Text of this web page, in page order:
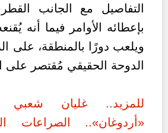
التفاصيل مع الجانب
بإعطائه الأوامر فيما أنه
ويلعب دورًا بالمنطقة، على
الدوحة الحقيقي مُقتصر على
للمزيد.. غليان
«أردوغان».. الصراعات